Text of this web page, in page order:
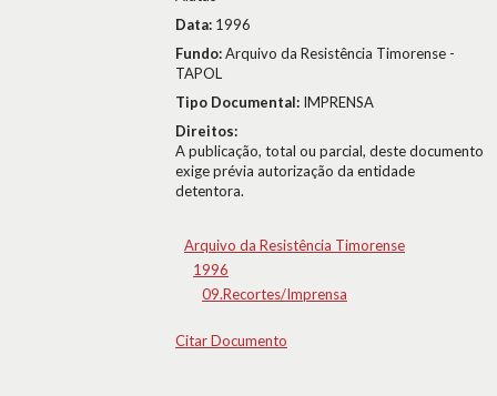
Data: 1996
Fundo:Arquivo da Resistência Timorense -
TAPOL
Tipo Documental: IMPRENSA
Direitos:
A publicação, total ou parcial, deste documento
exige prévia autorização da entidade
detentora.
Arquivo da Resistência Timorense
1996
09.Recortes/Imprensa
Citar Documento